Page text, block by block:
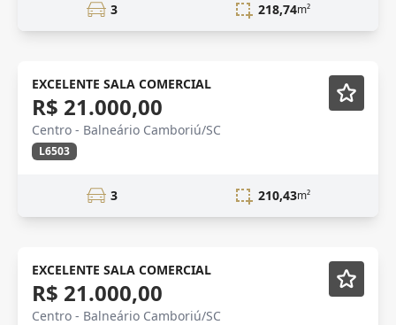
3 218,74m²
LOCAÇÃO
EXCELENTE SALA COMERCIAL
R$ 21.000,00
Centro - Balneário Camboriú/SC
L6503
3 210,43m²
LOCAÇÃO
EXCELENTE SALA COMERCIAL
R$ 21.000,00
Centro - Balneário Camboriú/SC